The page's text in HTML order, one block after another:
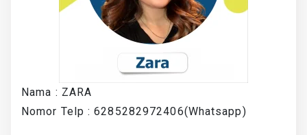
Nama : ZARA
Nomor Telp : 6285282972406(Whatsapp)